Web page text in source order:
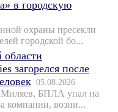
в городскую
охраны пресекли
городской бо...
области
загорелся после
05.08.2026
Миляев, БПЛА упал на
компании, возни...